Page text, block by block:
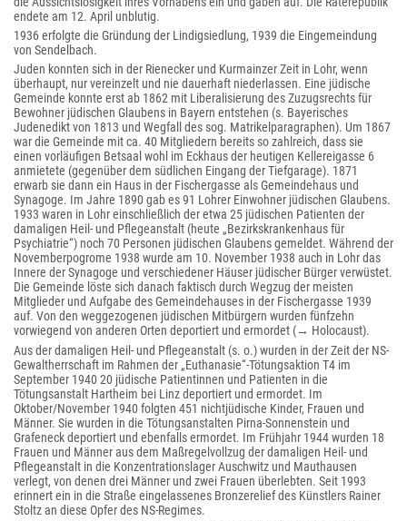
endete am 12. April unblutig.
1936 erfolgte die Gründung der Lindigsiedlung, 1939 die Eingemeindung
von Sendelbach.
Juden konnten sich in der Rienecker und Kurmainzer Zeit in Lohr, wenn
überhaupt, nur vereinzelt und nie dauerhaft niederlassen. Eine jüdische
Gemeinde konnte erst ab 1862 mit Liberalisierung des Zuzugsrechts für
Bewohner jüdischen Glaubens in Bayern entstehen (s. Bayerisches
Judenedikt von 1813 und Wegfall des sog. Matrikelparagraphen). Um 1867
war die Gemeinde mit ca. 40 Mitgliedern bereits so zahlreich, dass sie
einen vorläufigen Betsaal wohl im Eckhaus der heutigen Kellereigasse 6
anmietete (gegenüber dem südlichen Eingang der Tiefgarage). 1871
erwarb sie dann ein Haus in der Fischergasse als Gemeindehaus und
Synagoge. Im Jahre 1890 gab es 91 Lohrer Einwohner jüdischen Glaubens.
1933 waren in Lohr einschließlich der etwa 25 jüdischen Patienten der
damaligen Heil- und Pflegeanstalt (heute „Bezirkskrankenhaus für
Psychiatrie“) noch 70 Personen jüdischen Glaubens gemeldet. Während der
Novemberpogrome 1938 wurde am 10. November 1938 auch in Lohr das
Innere der Synagoge und verschiedener Häuser jüdischer Bürger verwüstet.
Die Gemeinde löste sich danach faktisch durch Wegzug der meisten
Mitglieder und Aufgabe des Gemeindehauses in der Fischergasse 1939
auf. Von den weggezogenen jüdischen Mitbürgern wurden fünfzehn
vorwiegend von anderen Orten deportiert und ermordet (→ Holocaust).
Aus der damaligen Heil- und Pflegeanstalt (s. o.) wurden in der Zeit der NS-
Gewaltherrschaft im Rahmen der „Euthanasie“-Tötungsaktion T4 im
September 1940 20 jüdische Patientinnen und Patienten in die
Tötungsanstalt Hartheim bei Linz deportiert und ermordet. Im
Oktober/November 1940 folgten 451 nichtjüdische Kinder, Frauen und
Männer. Sie wurden in die Tötungsanstalten Pirna-Sonnenstein und
Grafeneck deportiert und ebenfalls ermordet. Im Frühjahr 1944 wurden 18
Frauen und Männer aus dem Maßregelvollzug der damaligen Heil- und
Pflegeanstalt in die Konzentrationslager Auschwitz und Mauthausen
verlegt, von denen drei Männer und zwei Frauen überlebten. Seit 1993
erinnert ein in die Straße eingelassenes Bronzerelief des Künstlers Rainer
Stoltz an diese Opfer des NS-Regimes.